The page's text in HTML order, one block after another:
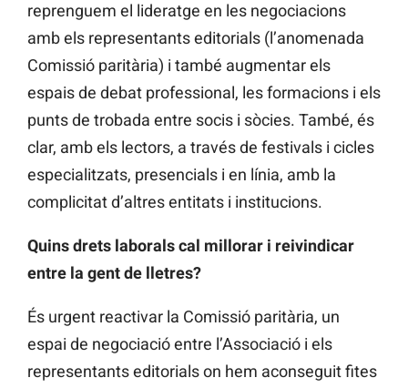
reprenguem el lideratge en les negociacions
amb els representants editorials (l’anomenada
Comissió paritària) i també augmentar els
espais de debat professional, les formacions i els
punts de trobada entre socis i sòcies. També, és
clar, amb els lectors, a través de festivals i cicles
especialitzats, presencials i en línia, amb la
complicitat d’altres entitats i institucions.
Quins drets laborals cal millorar i reivindicar
entre la gent de lletres?
És urgent reactivar la Comissió paritària, un
espai de negociació entre l’Associació i els
representants editorials on hem aconseguit fites